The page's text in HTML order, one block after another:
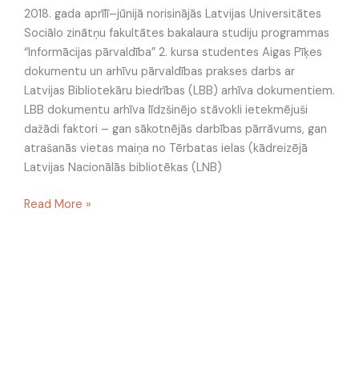
2018. gada aprīlī–jūnijā norisinājās Latvijas Universitātes
Sociālo zinātņu fakultātes bakalaura studiju programmas
“Informācijas pārvaldība” 2. kursa studentes Aigas Pīķes
dokumentu un arhīvu pārvaldības prakses darbs ar
Latvijas Bibliotekāru biedrības (LBB) arhīva dokumentiem.
LBB dokumentu arhīva līdzšinējo stāvokli ietekmējuši
dažādi faktori – gan sākotnējās darbības pārrāvums, gan
atrašanās vietas maiņa no Tērbatas ielas (kādreizējā
Latvijas Nacionālās bibliotēkas (LNB)
Read More »